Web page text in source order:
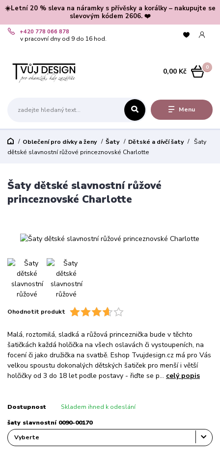
☀️Letní 20 % sleva na náramky s přívěsky a korálky – nakupujte se
slevovým kódem 2606. ❤️
Menu
+420 778 066 878
v pracovní dny od 9 do 16 hod.
0
0,00 Kč
Oblečení pro dívky a ženy Šaty Dětské a dívčí šaty
Šaty
dětské slavnostní růžové princeznovské Charlotte
Šaty dětské slavnostní růžové
princeznovské Charlotte
Ohodnotit produkt
Malá, roztomilá, sladká a růžová princeznička bude v těchto
šatičkách každá holčička na všech oslavách či vystoupeních, na
focení či jako družička na svatbě. Eshop Tvujdesign.cz má pro Vás
velkou spoustu dokonalých dětských šatiček pro menší i větší
holčičky od 3 do 18 let podle postavy - řiďte se p... celý popis
Dostupnost Skladem ihned k odeslání
šaty slavnostní 0090-00170